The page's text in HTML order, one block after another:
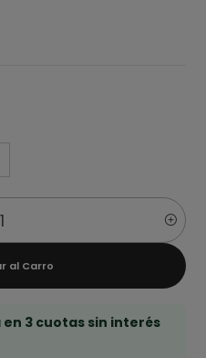
al Carro
3 cuotas sin interés